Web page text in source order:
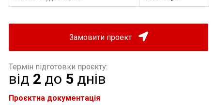
Замовити проект
Термін підготовки проєкту:
від 2 до 5 днів
Проєктна документація